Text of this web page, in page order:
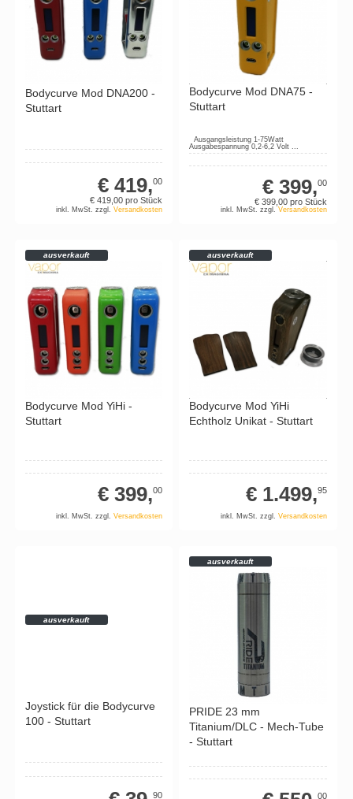
Bodycurve Mod DNA200 -
Stuttart
€ 419,00
€ 419,00 pro Stück
inkl. MwSt. zzgl.Versandkosten
Bodycurve Mod DNA75 -
Stuttart
Ausgangsleistung 1-75Watt
Ausgabespannung 0,2-6,2 Volt ...
€ 399,00
€ 399, 00 pro Stück
inkl. MwSt. zzgl. Versandkosten
ausverkauft
Bodycurve Mod YiHi -
Stuttart
€ 399,00
inkl. MwSt. zzgl.Versandkosten
ausverkauft
Bodycurve Mod YiHi
Echtholz Unikat - Stuttart
€ 1.499,95
inkl. MwSt. zzgl. Versandkosten
ausverkauft
Joystick für die Bodycurve
100 - Stuttart
90
ausverkauft
PRIDE 23 mm
Titanium/DLC - Mech-Tube
- Stuttart
00